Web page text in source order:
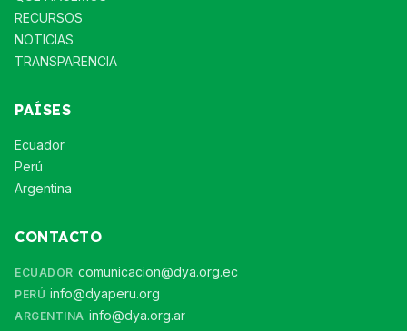
RECURSOS
NOTICIAS
TRANSPARENCIA
PAÍSES
Ecuador
Perú
Argentina
CONTACTO
ECUADOR comunicacion@dya.org.ec
PERÚ info@dyaperu.org
ARGENTINA info@dya.org.ar